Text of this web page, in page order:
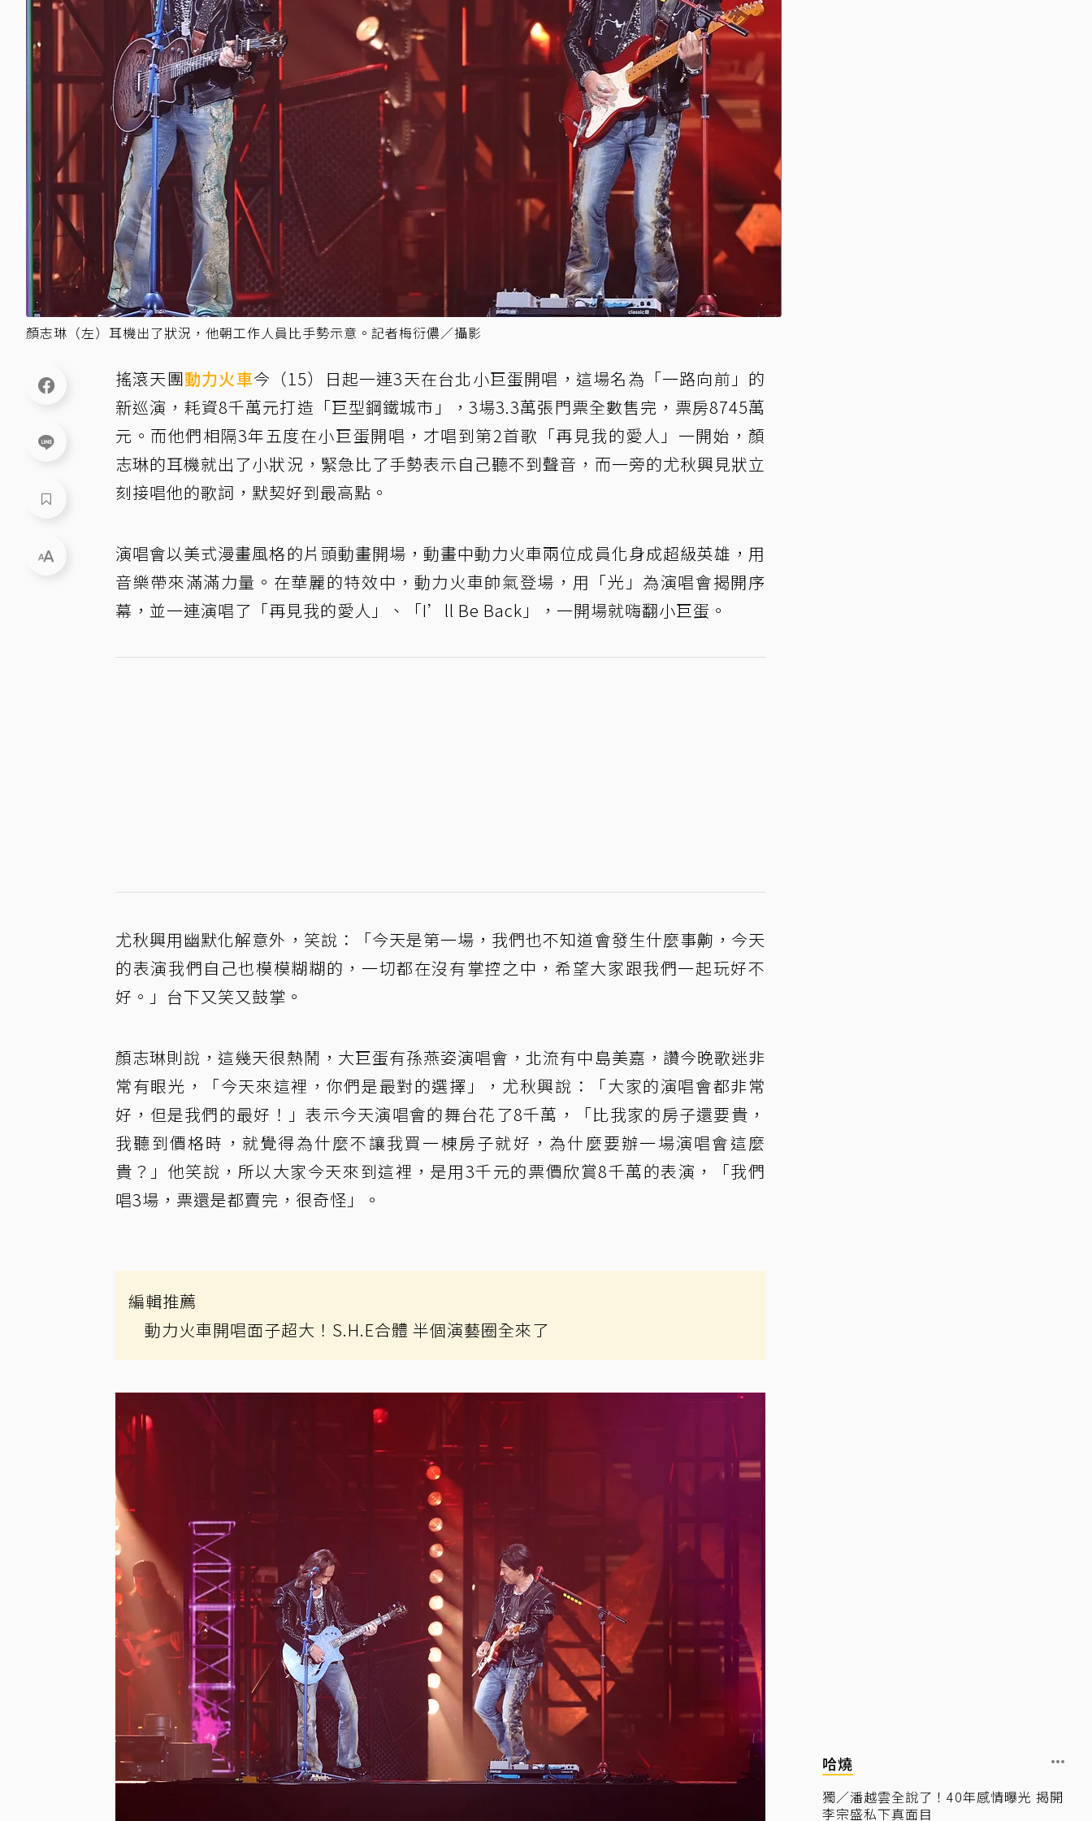
顏志琳（左）耳機出了狀況，他朝工作人員比手勢示意。記者梅衍儂／攝影
搖滾天團動力火車今（15）日起一連3天在台北小巨蛋開唱，這場名為「一路向前」的
新巡演，耗資8千萬元打造「巨型鋼鐵城市」，3場3.3萬張門票全數售完，票房8745萬
元。而他們相隔3年五度在小巨蛋開唱，才唱到第2首歌「再見我的愛人」一開始，顏
志琳的耳機就出了小狀況，緊急比了手勢表示自己聽不到聲音，而一旁的尤秋興見狀立
刻接唱他的歌詞，默契好到最高點。
演唱會以美式漫畫風格的片頭動畫開場，動畫中動力火車兩位成員化身成超級英雄，用
音樂帶來滿滿力量。在華麗的特效中，動力火車帥氣登場，用「光」為演唱會揭開序
幕，並一連演唱了「再見我的愛人」、「I’ll Be Back」，一開場就嗨翻小巨蛋。
尤秋興用幽默化解意外，笑說：「今天是第一場，我們也不知道會發生什麼事齁，今天
的表演我們自己也模模糊糊的，一切都在沒有掌控之中，希望大家跟我們一起玩好不
好。」台下又笑又鼓掌。
顏志琳則說，這幾天很熱鬧，大巨蛋有孫燕姿演唱會，北流有中島美嘉，讚今晚歌迷非
常有眼光，「今天來這裡，你們是最對的選擇」，尤秋興說：「大家的演唱會都非常
好，但是我們的最好！」表示今天演唱會的舞台花了8千萬，「比我家的房子還要貴，
我聽到價格時，就覺得為什麼不讓我買一棟房子就好，為什麼要辦一場演唱會這麼
貴？」他笑說，所以大家今天來到這裡，是用3千元的票價欣賞8千萬的表演，「我們
唱3場，票還是都賣完，很奇怪」。
編輯推薦
動力火車開唱面子超大！S.H.E合體 半個演藝圈全來了
哈燒
獨／潘越雲全說了！40年感情曝光 揭開
李宗盛私下真面目